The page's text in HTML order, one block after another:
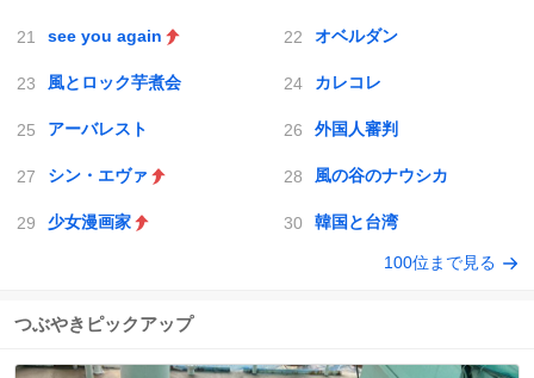
see you again オベルダン
風とロック芋煮会 カレコレ
アーバレスト 外国人審判
シン・エヴァ 風の谷のナウシカ
少女漫画家 韓国と台湾
100位まで見る
つぶやきピックアップ